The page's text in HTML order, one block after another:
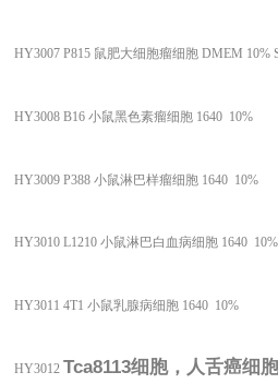
HY3007 P815 鼠肥大细胞瘤细胞 DMEM 10%
HY3008 B16 小鼠黑色素瘤细胞 1640 10%
HY3009 P388 小鼠淋巴样瘤细胞 1640 10%
HY3010 L1210 小鼠淋巴白血病细胞 1640 10%
HY3011 4T1 小鼠乳腺病细胞 1640 10%
HY3012 Tca8113细胞，人舌癌细